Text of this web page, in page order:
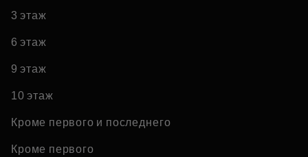
3 этаж
6 этаж
9 этаж
10 этаж
Кроме первого и последнего
Кроме первого